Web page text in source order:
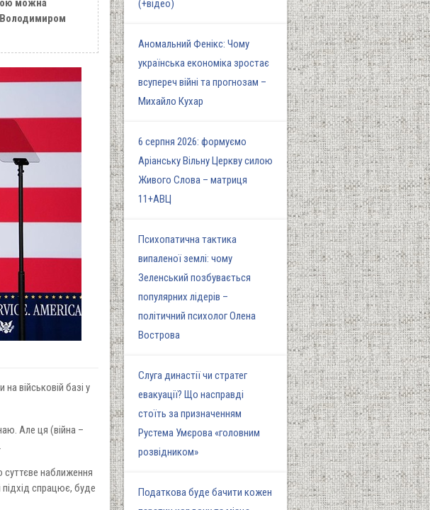
можна
Володимиром
військовій базі у
Але ця (війна –
суттєве наближення
спрацює, буде
(+відео)
Аномальний Фенікс: Чому
українська економіка зростає
всупереч війні та прогнозам –
Михайло Кухар
6 серпня 2026: формуємо
Аріанську Вільну Церкву силою
Живого Слова – матриця
11+АВЦ
Психопатична тактика
випаленої землі: чому
Зеленський позбувається
популярних лідерів –
політичний психолог Олена
Вострова
Слуга династії чи стратег
евакуації? Що насправді
стоїть за призначенням
Рустема Умєрова «головним
розвідником»
Податкова буде бачити кожен